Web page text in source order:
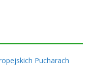
Pucharach